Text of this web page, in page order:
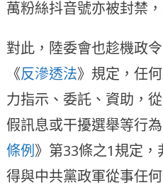
萬粉絲抖音號亦被封禁
對此，陸委會也趁機政
《反滲透法》規定，任
力指示、委託、資助，
假訊息或干擾選舉等行
條例》第33條之1規定
得與中共黨政軍從事任